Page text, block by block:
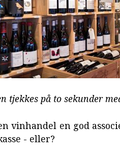
tjekkes på to sekunder
vinhandel en god
- eller?